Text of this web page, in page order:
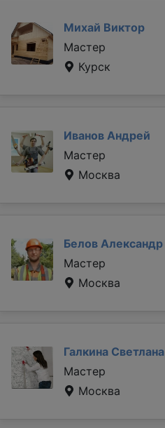
Михай Виктор
Мастер
Курск
Иванов Андрей
Мастер
Москва
Белов Александр
Мастер
Москва
Галкина Светлана
Мастер
Москва